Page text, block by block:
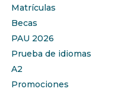
Matrículas
Becas
PAU 2026
Prueba de idiomas
A2
Promociones